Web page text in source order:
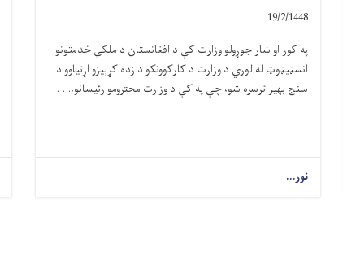
19/2/1448
په کور او ښار جوړولو وزارت کې د افغانستان د ملکي خدمتونو
انسټیټوټ له لوري د وزارت د کارکوونکو د زده‌ کړېیزو اړتیاوو د
سنج بهیر ترسره شو، چې په کې د وزارت محترومو رئیسانو،. . .
نور...